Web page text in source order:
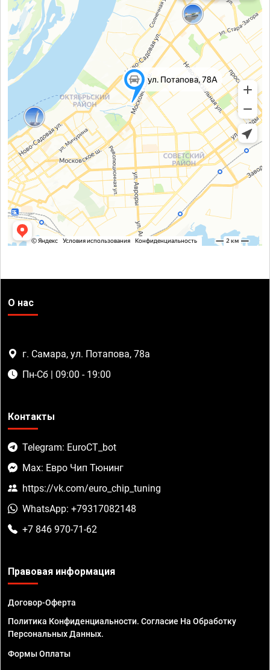
О нас
г. Самара, ул. Потапова, 78а
Пн-Сб | 09:00 - 19:00
Контакты
Telegram: EuroCT_bot
Max: Евро Чип Тюнинг
https://vk.com/euro_chip_tuning
WhatsApp: +79317082148
+7 846 970-71-62
Правовая информация
Договор-Оферта
Политика Конфиденциальности. Согласие На Обработку
Персональных Данных.
Формы Оплаты